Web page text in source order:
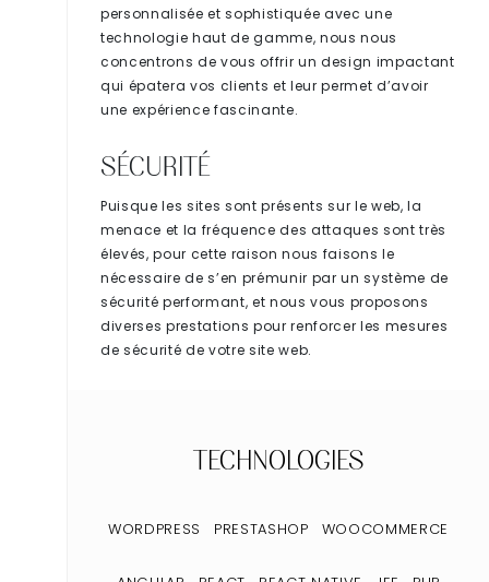
personnalisée et sophistiquée avec une
technologie haut de gamme, nous nous
concentrons de vous offrir un design impactant
qui épatera vos clients et leur permet d’avoir
une expérience fascinante.
SÉCURITÉ
Puisque les sites sont présents sur le web, la
menace et la fréquence des attaques sont très
élevés, pour cette raison nous faisons le
nécessaire de s’en prémunir par un système de
sécurité performant, et nous vous proposons
diverses prestations pour renforcer les mesures
de sécurité de votre site web.
TECHNOLOGIES
WORDPRESS PRESTASHOP WOOCOMMERCE